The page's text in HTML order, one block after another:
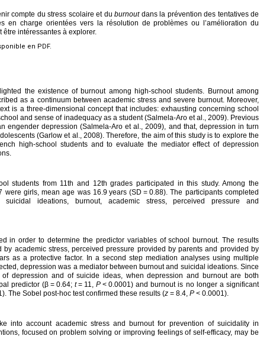
compte du stress scolaire et duburnoutdans la prévention des tentatives de
en charge orientées vers la résolution de problèmes ou l’amélioration du
être intéressantes à explorer.
en PDF.
the existence of burnout among high-school students. Burnout among
as a continuum between academic stress and severe burnout. Moreover,
is a three-dimensional concept that includes: exhausting concerning school
and sense of inadequacy as a student (Salmela-Aro et al., 2009). Previous
engender depression (Salmela-Aro et al., 2009), and that, depression in turn
(Garlow et al., 2008). Therefore, the aim of this study is to explore the
high-school students and to evaluate the mediator effect of depression
students from 11th and 12th grades participated in this study. Among the
were girls, mean age was 16.9 years (SD = 0.88). The participants completed
suicidal ideations, burnout, academic stress, perceived pressure and
in order to determine the predictor variables of school burnout. The results
by academic stress, perceived pressure provided by parents and provided by
as a protective factor. In a second step mediation analyses using multiple
depression was a mediator between burnout and suicidal ideations. Since
depression and of suicide ideas, when depression and burnout are both
predictor (β = 0.64; t = 11,P < 0.0001) and burnout is no longer a significant
The Sobel post-hoc test confirmed these results (z = 8.4, P < 0.0001).
into account academic stress and burnout for prevention of suicidality in
focused on problem solving or improving feelings of self-efficacy, may be